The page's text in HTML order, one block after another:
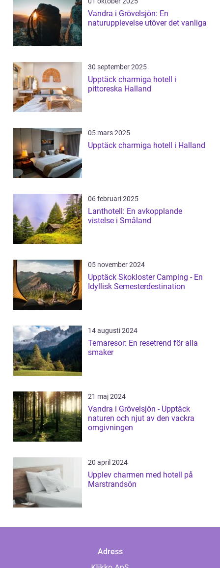
Vandra i Grövelsjön: En
naturupplevelse utöver det vanliga
30 september 2025
Upptäck charmiga hotell i
pittoreska Halland
05 mars 2025
Upptäck charmiga hotell i Halland
06 februari 2025
Lanthotell: En avkopplande
vistelse i Småland
05 november 2024
Upptäck Skokloster Camping - En
Idyllisk Semesterdestination
14 augusti 2024
Temaresor: En resetrend för alla
smaker
21 maj 2024
Vandra i Grövelsjön - Upptäck
naturen och njut av den vackra
omgivningen
20 april 2024
Upplev charmen med hotell på
Marstrandsön
Adress